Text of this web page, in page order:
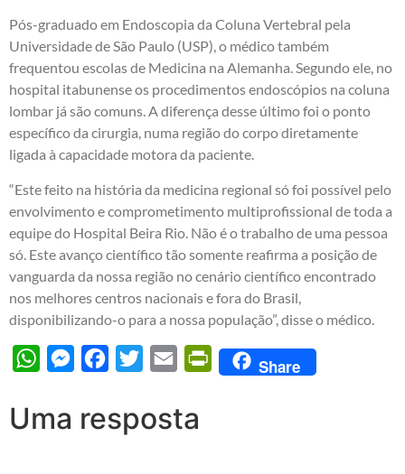
Pós-graduado em Endoscopia da Coluna Vertebral pela
Universidade de São Paulo (USP), o médico também
frequentou escolas de Medicina na Alemanha. Segundo ele, no
hospital itabunense os procedimentos endoscópios na coluna
lombar já são comuns. A diferença desse último foi o ponto
específico da cirurgia, numa região do corpo diretamente
ligada à capacidade motora da paciente.
“Este feito na história da medicina regional só foi possível pelo
envolvimento e comprometimento multiprofissional de toda a
equipe do Hospital Beira Rio. Não é o trabalho de uma pessoa
só. Este avanço científico tão somente reafirma a posição de
vanguarda da nossa região no cenário científico encontrado
nos melhores centros nacionais e fora do Brasil,
disponibilizando-o para a nossa população”, disse o médico.
WhatsAppMessengerFacebook
Twitter Email PrintFriendly
Share
Uma resposta